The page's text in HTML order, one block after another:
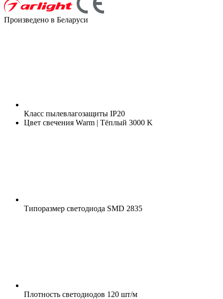
Произведено в Беларуси
Класс пылевлагозащиты IP20
Цвет свечения Warm | Тёплый 3000 K
Типоразмер светодиода SMD 2835
Плотность светодиодов 120 шт/м